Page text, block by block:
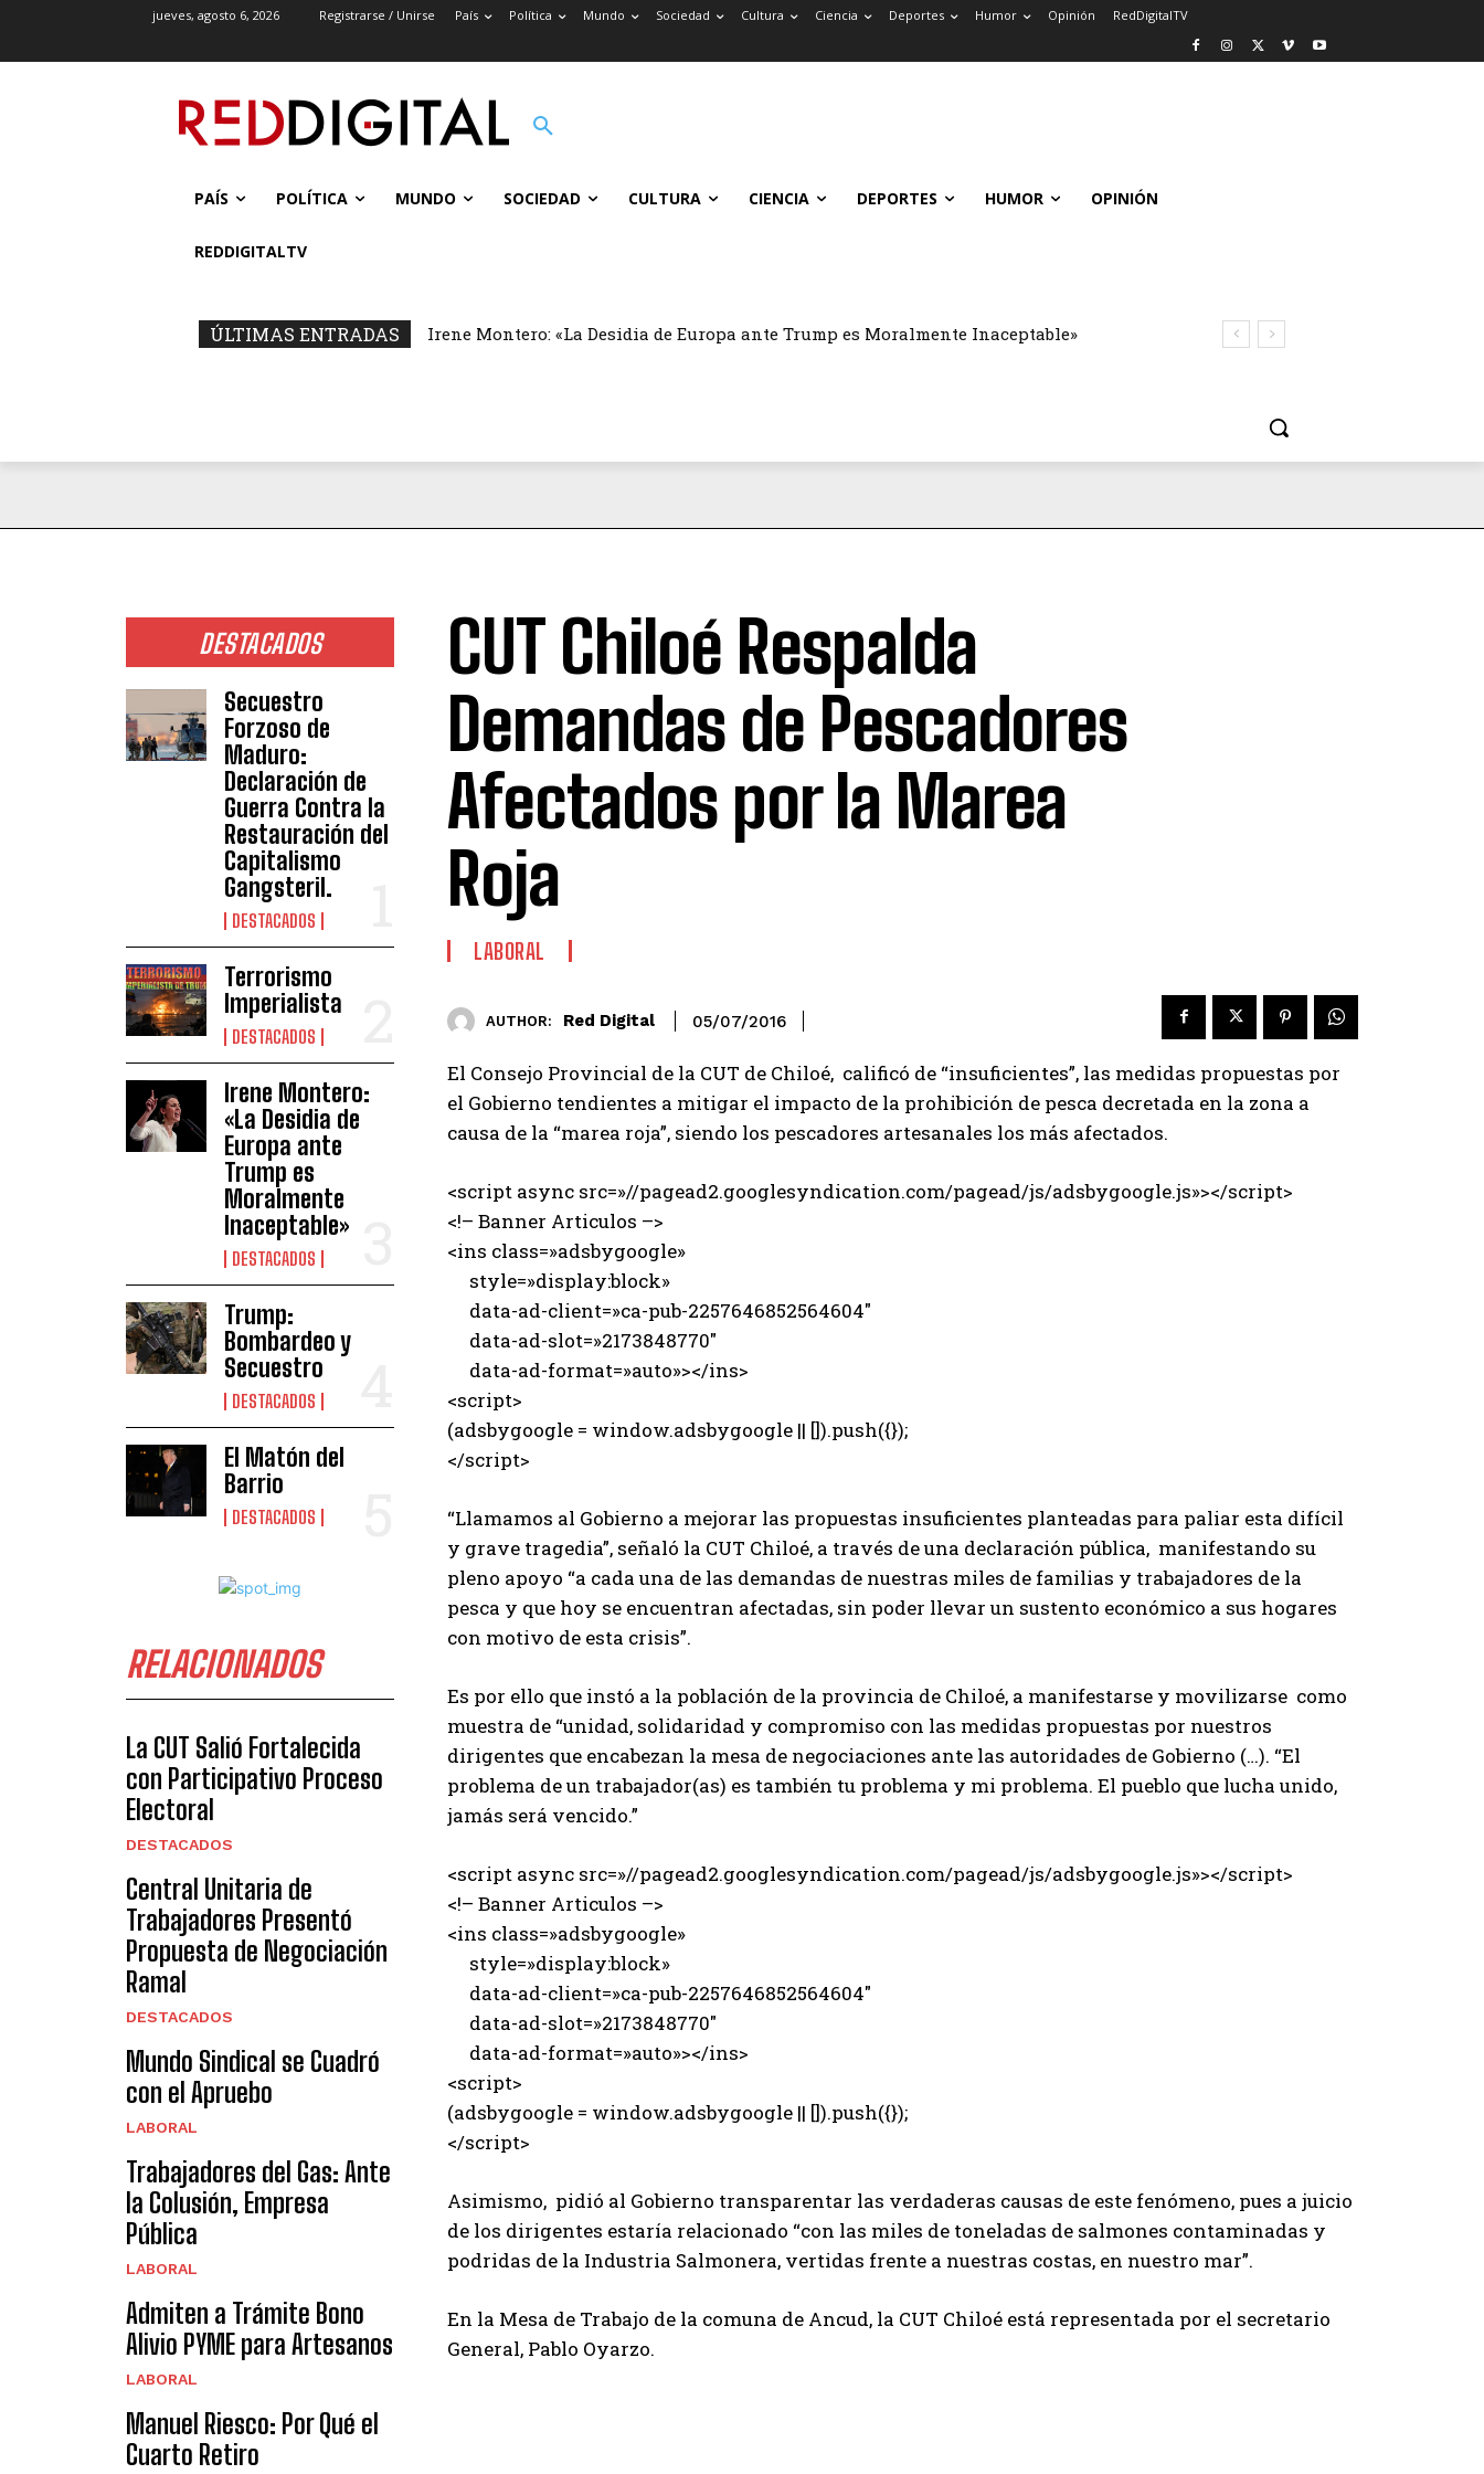
jueves, agosto 6, 2026 Registrarse / Unirse País Política Mundo Sociedad Cultura Ciencia Deportes Humor Opinión RedDigitalTV
PAÍS POLÍTICA MUNDO SOCIEDAD CULTURA CIENCIA DEPORTES HUMOR OPINIÓN
REDDIGITALTV
ÚLTIMAS ENTRADAS Irene Montero: «La Desidia de Europa ante Trump es Moralmente Inaceptable»
DESTACADOS
Secuestro
Forzoso de
Maduro:
Declaración de
Guerra Contra la
Restauración del
Capitalismo
Gangsteril.
DESTACADOS
Terrorismo
Imperialista
DESTACADOS
Irene Montero:
«La Desidia de
Europa ante
Trump es
Moralmente
Inaceptable»
DESTACADOS
Trump:
Bombardeo y
Secuestro
DESTACADOS
El Matón del
Barrio
DESTACADOS
RELACIONADOS
La CUT Salió Fortalecida
con Participativo Proceso
Electoral
DESTACADOS
Central Unitaria de
Trabajadores Presentó
Propuesta de Negociación
Ramal
DESTACADOS
Mundo Sindical se Cuadró
con el Apruebo
LABORAL
Trabajadores del Gas: Ante
la Colusión, Empresa
Pública
LABORAL
Admiten a Trámite Bono
Alivio PYME para Artesanos
LABORAL
Manuel Riesco: Por Qué el
Cuarto Retiro
CUT Chiloé Respalda
Demandas de Pescadores
Afectados por la Marea
Roja
LABORAL
AUTHOR: Red Digital 05/07/2016
El Consejo Provincial de la CUT de Chiloé, calificó de “insuficientes”, las medidas propuestas por
el Gobierno tendientes a mitigar el impacto de la prohibición de pesca decretada en la zona a
causa de la “marea roja”, siendo los pescadores artesanales los más afectados.
<script async src=»//pagead2.googlesyndication.com/pagead/js/adsbygoogle.js»></script>
<!– Banner Articulos –>
<ins class=»adsbygoogle»
style=»display:block»
data-ad-client=»ca-pub-2257646852564604″
data-ad-slot=»2173848770″
data-ad-format=»auto»></ins>
<script>
(adsbygoogle = window.adsbygoogle || []).push({});
</script>
“Llamamos al Gobierno a mejorar las propuestas insuficientes planteadas para paliar esta difícil
y grave tragedia”, señaló la CUT Chiloé, a través de una declaración pública, manifestando su
pleno apoyo “a cada una de las demandas de nuestras miles de familias y trabajadores de la
pesca y que hoy se encuentran afectadas, sin poder llevar un sustento económico a sus hogares
con motivo de esta crisis”.
Es por ello que instó a la población de la provincia de Chiloé, a manifestarse y movilizarse como
muestra de “unidad, solidaridad y compromiso con las medidas propuestas por nuestros
dirigentes que encabezan la mesa de negociaciones ante las autoridades de Gobierno (…). “El
problema de un trabajador(as) es también tu problema y mi problema. El pueblo que lucha unido,
jamás será vencido.”
<script async src=»//pagead2.googlesyndication.com/pagead/js/adsbygoogle.js»></script>
<!– Banner Articulos –>
<ins class=»adsbygoogle»
style=»display:block»
data-ad-client=»ca-pub-2257646852564604″
data-ad-slot=»2173848770″
data-ad-format=»auto»></ins>
<script>
(adsbygoogle = window.adsbygoogle || []).push({});
</script>
Asimismo, pidió al Gobierno transparentar las verdaderas causas de este fenómeno, pues a juicio
de los dirigentes estaría relacionado “con las miles de toneladas de salmones contaminadas y
podridas de la Industria Salmonera, vertidas frente a nuestras costas, en nuestro mar”.
En la Mesa de Trabajo de la comuna de Ancud, la CUT Chiloé está representada por el secretario
General, Pablo Oyarzo.